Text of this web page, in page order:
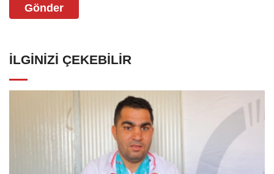
Gönder
İLGINIZI ÇEKEBILIR